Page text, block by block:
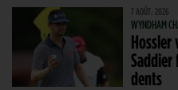
7 AOÛT. 2026
WYNDHAM
dents